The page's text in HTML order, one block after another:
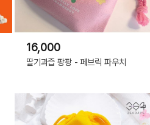
16,000
딸기과즙 팡팡 - 페브릭 파우치